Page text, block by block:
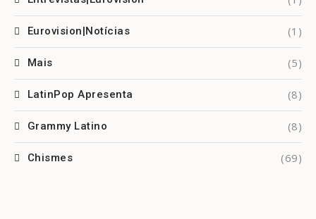
Eurovision|Notícias (1)
Mais (5)
LatinPop Apresenta (8)
Grammy Latino (8)
Chismes (69)